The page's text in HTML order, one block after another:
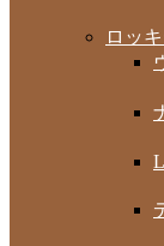
ロッ